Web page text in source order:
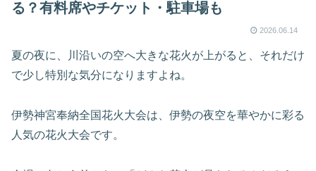
る？有料席やチケット・駐車場も
2026.06.14
夏の夜に、川沿いの空へ大きな花火が上がると、それだけ
で少し特別な気分になりますよね。
伊勢神宮奉納全国花火大会は、伊勢の夜空を華やかに彩る
人気の花火大会です。